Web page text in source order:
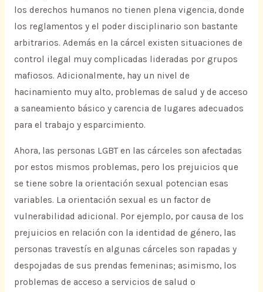
los derechos humanos no tienen plena vigencia, donde
los reglamentos y el poder disciplinario son bastante
arbitrarios. Además en la cárcel existen situaciones de
control ilegal muy complicadas lideradas por grupos
mafiosos. Adicionalmente, hay un nivel de
hacinamiento muy alto, problemas de salud y de acceso
a saneamiento básico y carencia de lugares adecuados
para el trabajo y esparcimiento.
Ahora, las personas LGBT en las cárceles son afectadas
por estos mismos problemas, pero los prejuicios que
se tiene sobre la orientación sexual potencian esas
variables. La orientación sexual es un factor de
vulnerabilidad adicional. Por ejemplo, por causa de los
prejuicios en relación con la identidad de género, las
personas travestís en algunas cárceles son rapadas y
despojadas de sus prendas femeninas; asimismo, los
problemas de acceso a servicios de salud o